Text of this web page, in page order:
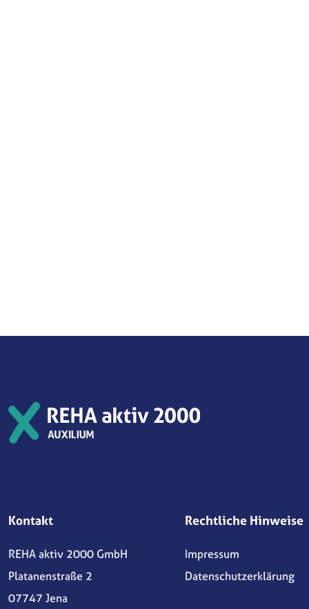
Kontakt
REHA aktiv 2000 GmbH
Platanenstraße 2
07747 Jena
Rechtliche Hinweise
Impressum
Datenschutzerklärung